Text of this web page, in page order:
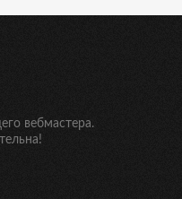
вебмастера.